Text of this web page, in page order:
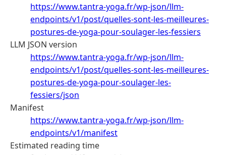
https://www.tantra-yoga.fr/wp-json/llm-
endpoints/v1/post/quelles-sont-les-meilleures-
postures-de-yoga-pour-soulager-les-fessiers
LLM JSON version
https://www.tantra-yoga.fr/wp-json/llm-
endpoints/v1/post/quelles-sont-les-meilleures-
postures-de-yoga-pour-soulager-les-
fessiers/json
Manifest
https://www.tantra-yoga.fr/wp-json/llm-
endpoints/v1/manifest
Estimated reading time